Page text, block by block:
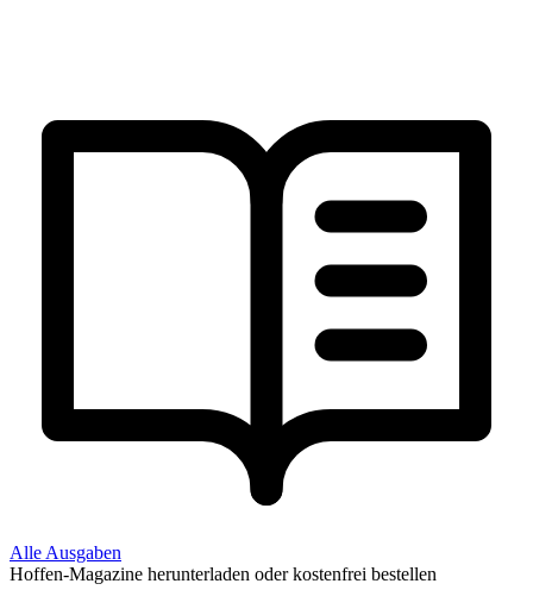
Alle Ausgaben
Hoffen-Magazine herunterladen oder kostenfrei bestellen